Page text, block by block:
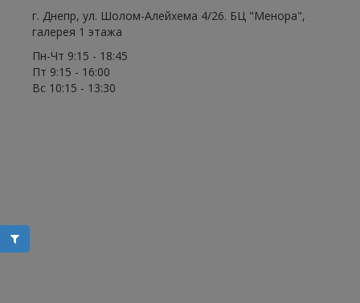
г. Днепр, ул. Шолом-Алейхема 4/26. БЦ "Менора",
галерея 1 этажа
Пн-Чт 9:15 - 18:45
Пт 9:15 - 16:00
Вс 10:15 - 13:30